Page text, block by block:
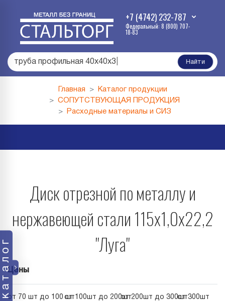
+7 (4742) 232-787
Федеральный: 8 (800) 707-
18-83
труба профильная 40х40х3 Найти
каталог
Главная
Каталог продукции
СОПУТСТВУЮЩАЯ ПРОДУКЦИЯ
Расходные материалы и СИЗ
Диск отрезной по металлу и
нержавеющей стали 115х1,0х22,2
"Луга"
Цены
от 70 шт до 100 штот 100шт до 200штот 200шт до 300штот 300шт